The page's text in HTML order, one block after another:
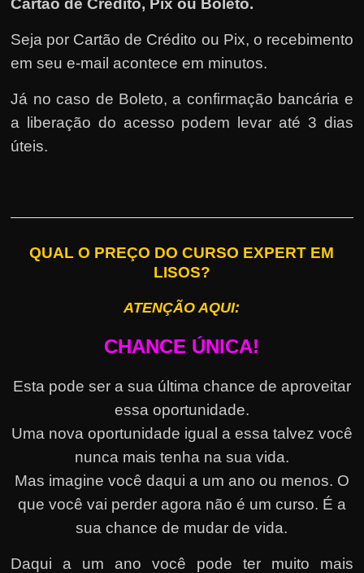
Cartão de Crédito, Pix ou Boleto.
Seja por Cartão de Crédito ou Pix, o recebimento
em seu e-mail acontece em minutos.
Já no caso de Boleto, a confirmação bancária e
a liberação do acesso podem levar até 3 dias
úteis.
QUAL O PREÇO DO CURSO EXPERT EM
LISOS?
ATENÇÃO AQUI:
CHANCE ÚNICA!
Esta pode ser a sua última chance de aproveitar
essa oportunidade.
Uma nova oportunidade igual a essa talvez você
nunca mais tenha na sua vida.
Mas imagine você daqui a um ano ou menos. O
que você vai perder agora não é um curso. É a
sua chance de mudar de vida.
Daqui a um ano você pode ter muito mais